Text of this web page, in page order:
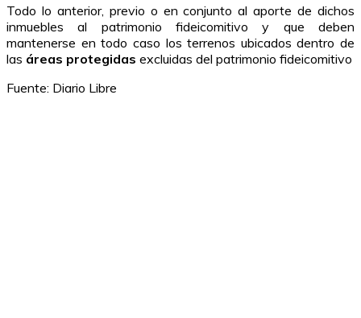
Todo lo anterior, previo o en conjunto al aporte de dichos
inmuebles al patrimonio fideicomitivo y que deben
mantenerse en todo caso los terrenos ubicados dentro de
las áreas protegidas excluidas del patrimonio fideicomitivo
Fuente: Diario Libre